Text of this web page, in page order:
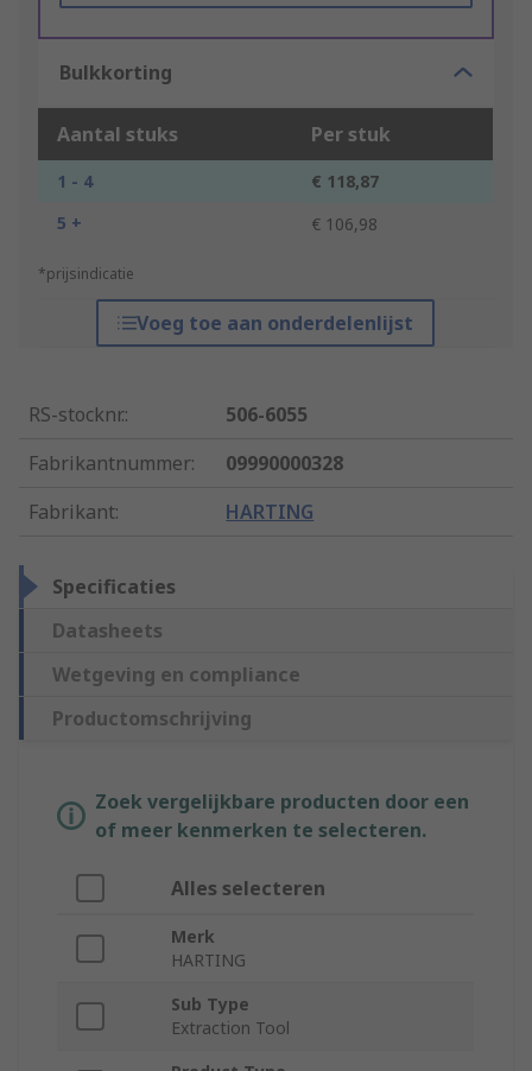
Bulkkorting
Aantal stuks Per stuk
1 - 4
€ 118,87
5 +
€ 106,98
*prijsindicatie
Voeg toe aan onderdelenlijst
RS-stocknr.:
506-6055
Fabrikantnummer:
09990000328
Fabrikant: HARTING
Specificaties
Datasheets
Wetgeving en compliance
Productomschrijving
Zoek vergelijkbare producten door een
of meer kenmerken te selecteren.
Alles selecteren
Merk
HARTING
Sub Type
Extraction Tool